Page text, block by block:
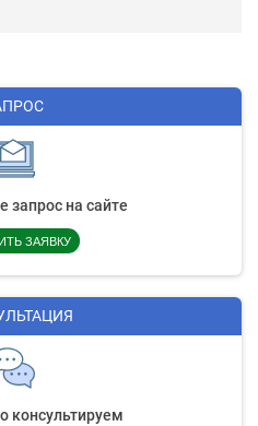
запрос на сайте
ЗАЯВКУ
консультируем